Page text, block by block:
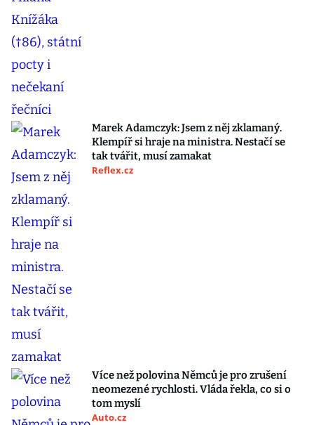
Marek Adamczyk: Jsem z něj zklamaný.
Klempíř si hraje na ministra. Nestačí se
tak tvářit, musí zamakat
Reflex.cz
Více než polovina Němců je pro zrušení
neomezené rychlosti. Vláda řekla, co si o
tom myslí
Auto.cz